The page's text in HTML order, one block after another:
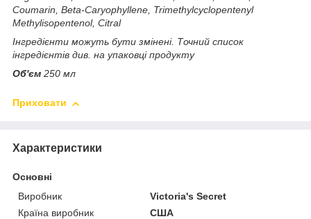
Coumarin, Beta-Caryophyllene, Trimethylcyclopentenyl
Methylisopentenol, Citral
Інгредієнти можуть бути змінені. Точний список
інгредієнтів див. на упаковці продукту
Об'єм 250 мл
Приховати
Характеристики
Основні
Виробник
Victoria's Secret
Країна виробник
США